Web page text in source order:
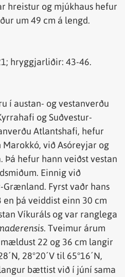
hreistur og mjúkhaus hefur
um 49 cm á lengd.
hryggjarliðir: 43-46.
í austan- og vestanverðu
og Suðvestur-
Atlantshafi, hefur
Marokkó, við Asóreyjar og
hefur hann veiðst vestan
Einnig við
Grænland. Fyrst vaðr hans
þá veiddist einn 30 cm
Víkuráls og var ranglega
. Tveimur árum
22 og 36 cm langir
28°20´V til 65°16´N,
bættist við í júní sama